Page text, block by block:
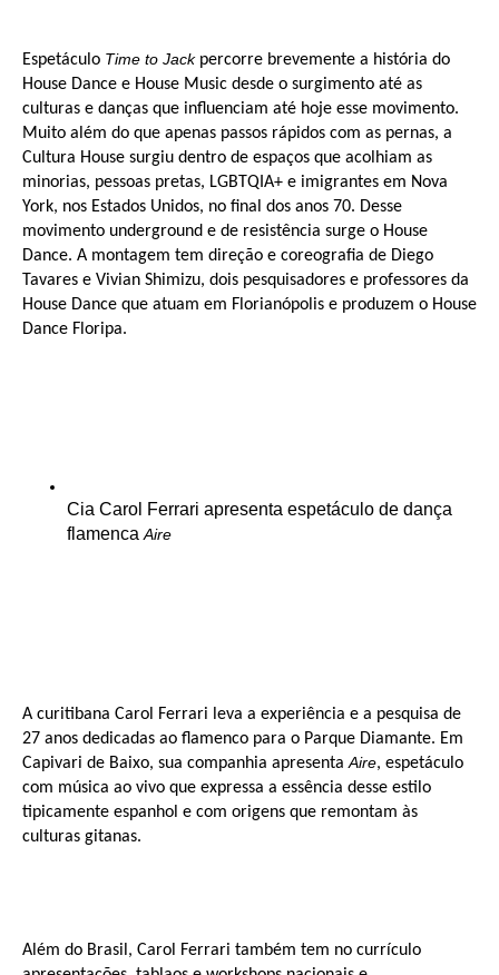
Espetáculo Time to Jack percorre brevemente a história do
House Dance e House Music desde o surgimento até as
culturas e danças que influenciam até hoje esse movimento.
Muito além do que apenas passos rápidos com as pernas, a
Cultura House surgiu dentro de espaços que acolhiam as
minorias, pessoas pretas, LGBTQIA+ e imigrantes em Nova
York, nos Estados Unidos, no final dos anos 70. Desse
movimento underground e de resistência surge o House
Dance. A montagem tem direção e coreografia de Diego
Tavares e Vivian Shimizu, dois pesquisadores e professores da
House Dance que atuam em Florianópolis e produzem o House
Dance Floripa.
Cia Carol Ferrari apresenta espetáculo de dança
flamenca Aire
A curitibana Carol Ferrari leva a experiência e a pesquisa de
27 anos dedicadas ao flamenco para o Parque Diamante. Em
Capivari de Baixo, sua companhia apresentaAire, espetáculo
com música ao vivo que expressa a essência desse estilo
tipicamente espanhol e com origens que remontam às
culturas gitanas.
Além do Brasil, Carol Ferrari também tem no currículo